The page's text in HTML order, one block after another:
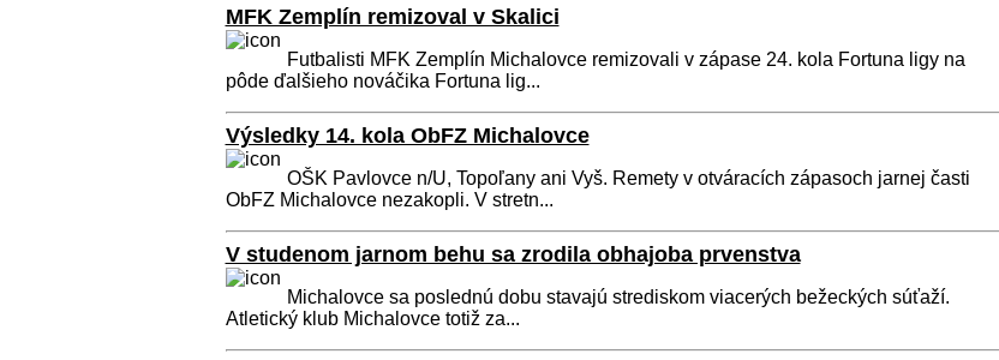
MFK Zemplín remizoval v Skalici
Futbalisti MFK Zemplín Michalovce remizovali v zápase 24. kola Fortuna ligy na
pôde ďalšieho nováčika Fortuna lig...
Výsledky 14. kola ObFZ Michalovce
OŠK Pavlovce n/U, Topoľany ani Vyš. Remety v otváracích zápasoch jarnej časti
ObFZ Michalovce nezakopli. V stretn...
V studenom jarnom behu sa zrodila obhajoba prvenstva
Michalovce sa poslednú dobu stavajú strediskom viacerých bežeckých súťaží.
Atletický klub Michalovce totiž za...